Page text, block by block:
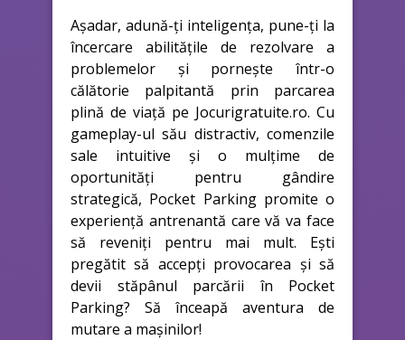
Așadar, adună-ți inteligența, pune-ți la
încercare abilitățile de rezolvare a
problemelor și pornește într-o
călătorie palpitantă prin parcarea
plină de viață pe Jocurigratuite.ro. Cu
gameplay-ul său distractiv, comenzile
sale intuitive și o mulțime de
oportunități pentru gândire
strategică, Pocket Parking promite o
experiență antrenantă care vă va face
să reveniți pentru mai mult. Ești
pregătit să accepți provocarea și să
devii stăpânul parcării în Pocket
Parking? Să înceapă aventura de
mutare a mașinilor!